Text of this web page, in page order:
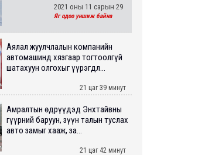
2021 оны 11 сарын 29
Яг одоо уншиж байна
Аялал жуулчлалын компанийн
автомашинд хязгаар тогтоолгүй
шатахуун олгохыг үүрэгдл...
21 цаг 39 минут
Амралтын өдрүүдэд Энхтайвны
гүүрний баруун, зүүн талын туслах
авто замыг хааж, за...
21 цаг 42 минут